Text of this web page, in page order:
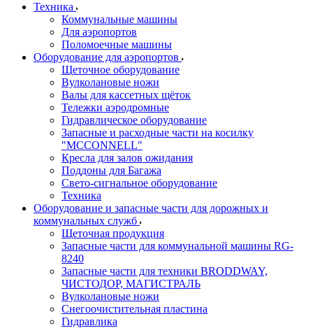
Техника
Коммунальные машины
Для аэропортов
Поломоечные машины
Оборудование для аэропортов
Щеточное оборудование
Вулколановые ножи
Валы для кассетных щёток
Тележки аэродромные
Гидравлическое оборудование
Запасные и расходные части на косилку
"MCCONNELL"
Кресла для залов ожидания
Поддоны для Багажа
Свето-сигнальное оборудование
Техника
Оборудование и запасные части для дорожных и
коммунальных служб
Щеточная продукция
Запасные части для коммунальной машины RG-
8240
Запасные части для техники BRODDWAY,
ЧИСТОДОР, МАГИСТРАЛЬ
Вулколановые ножи
Снегоочистительная пластина
Гидравлика